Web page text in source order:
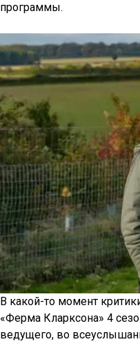
программы.
В какой-то момент
«Ферма Кларксона» 4
ведущего, во